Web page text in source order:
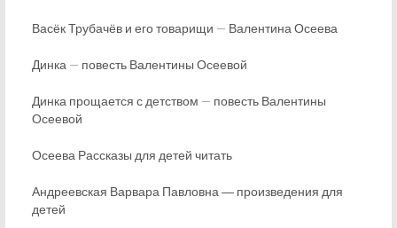
Васёк Трубачёв и его товарищи — Валентина Осеева
Динка — повесть Валентины Осеевой
Динка прощается с детством — повесть Валентины
Осеевой
Осеева Рассказы для детей читать
Андреевская Варвара Павловна ― произведения для
детей